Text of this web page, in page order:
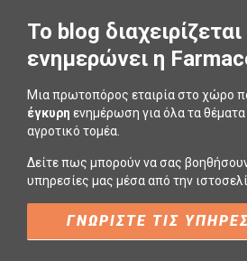
To blog
ενημερώνει η
Μια πρωτοπόρος εταιρία στο χώρο
έγκυρη ενημέρωση για όλα τα
αγροτικό τομέα.
Δείτε πως μπορούν να σας
υπηρεσίες μας μέσα από την
ΓΝΩΡΙΣΤΕ ΤΙΣ